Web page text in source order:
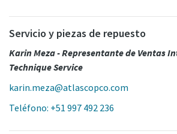
Servicio y piezas de repuesto
Karin Meza - Representante de Ventas
Technique Service
karin.meza@atlascopco.com
Teléfono: +51 997 492 236